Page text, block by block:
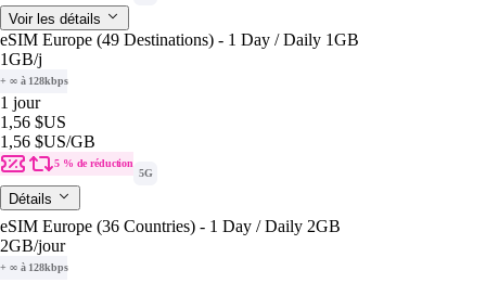
Voir les détails
eSIM Europe (49 Destinations) - 1 Day / Daily 1GB
1GB/j
+ ∞ à 128kbps
1 jour
1,56 $US
1,56 $US/GB
5 % de réduction
5G
Détails
eSIM Europe (36 Countries) - 1 Day / Daily 2GB
2GB/jour
+ ∞ à 128kbps